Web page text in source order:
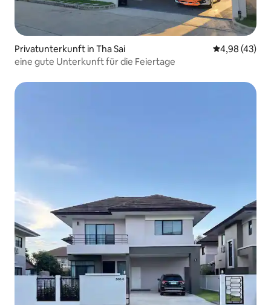
Privatunterkunft in Tha Sai
4,98 (43)
eine gute Unterkunft für die Feiertage